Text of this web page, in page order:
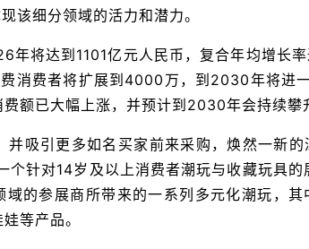
该细分领域的活力和潜力。
年将达到1101亿元人民币，复合年均增长
消费者将扩展到4000万，到2030年将进
额已大幅上涨，并预计到2030年会持续攀
并吸引更多如名买家前来采购，焕然一新
个针对14岁及以上消费者潮玩与收藏玩具
域的参展商所带来的一系列多元化潮玩，
等产品。